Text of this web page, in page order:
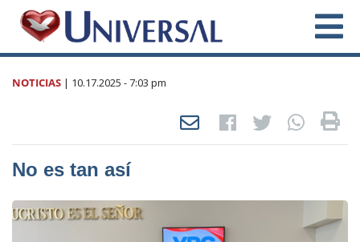
NOTICIAS | 10.17.2025 - 7:03 pm
No es tan así